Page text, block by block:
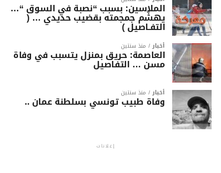
الملاسين: بسبب “نصبة في السوق “…
يهشّم جمجمته بقضيب حديدي … (
التفـاصيل )
أخبار منذ سنتين
العاصمة: حريق بمنزل يتسبب في وفاة
مسن … التفاصيل
أخبار منذ سنتين
وفاة طبيب تونسي بسلطنة عمان ..
إعلانات